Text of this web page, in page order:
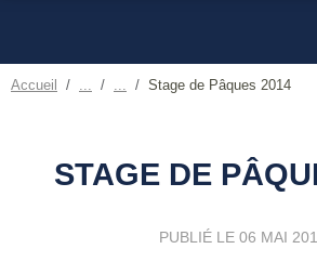
Accueil Stage de Pâques 2014
STAGE DE
PUBLIÉ LE 06 MAI